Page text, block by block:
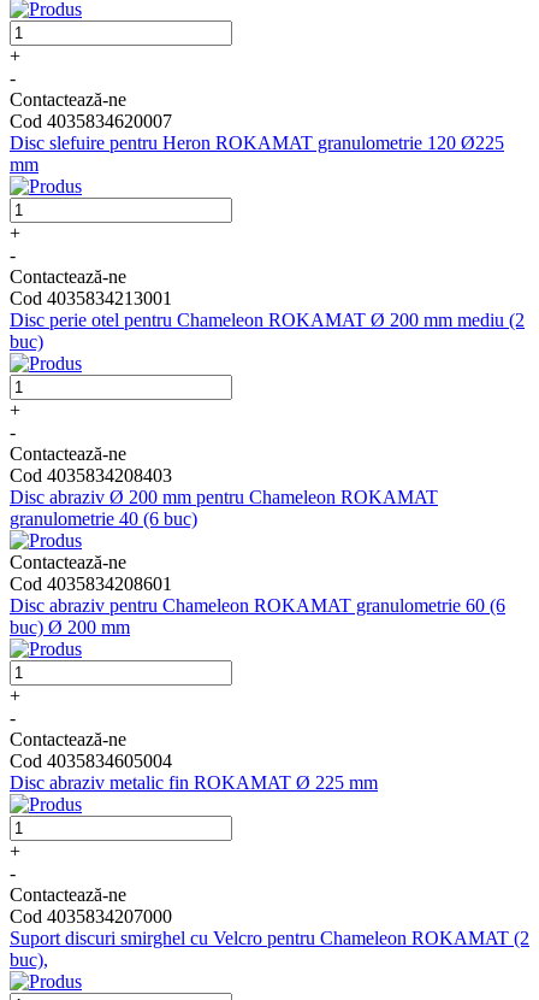
+
-
Contactează-ne
Cod 4035834620007
Disc slefuire pentru Heron ROKAMAT granulometrie 120 Ø225
mm
+
-
Contactează-ne
Cod 4035834213001
Disc perie otel pentru Chameleon ROKAMAT Ø 200 mm mediu (2
buc)
+
-
Contactează-ne
Cod 4035834208403
Disc abraziv Ø 200 mm pentru Chameleon ROKAMAT
granulometrie 40 (6 buc)
Contactează-ne
Cod 4035834208601
Disc abraziv pentru Chameleon ROKAMAT granulometrie 60 (6
buc) Ø 200 mm
+
-
Contactează-ne
Cod 4035834605004
Disc abraziv metalic fin ROKAMAT Ø 225 mm
+
-
Contactează-ne
Cod 4035834207000
Suport discuri smirghel cu Velcro pentru Chameleon ROKAMAT (2
buc),